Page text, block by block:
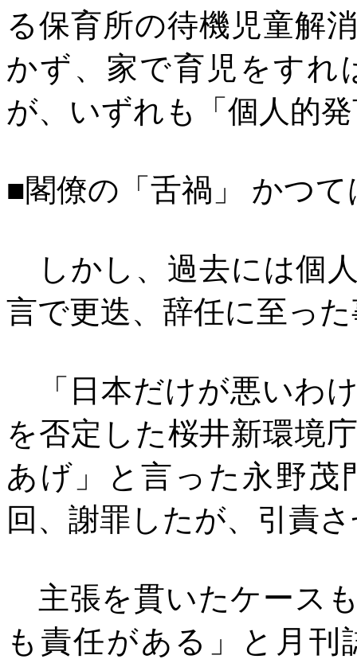
る保育所の待機児童解
かず、家で育児をすれ
が、いずれも「個人的
■閣僚の「舌禍」 かつて
しかし、過去には個
言で更迭、辞任に至っ
「日本だけが悪いわ
を否定した桜井新環境
あげ」と言った永野茂
回、謝罪したが、引責
主張を貫いたケース
も責任がある」と月